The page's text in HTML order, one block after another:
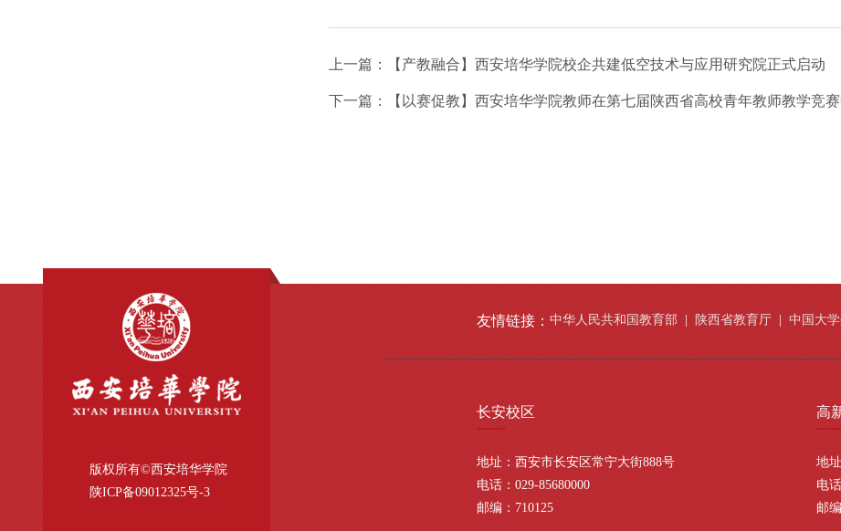
上一篇： 【产教融合】西安培华学院校企共建低空技术与应用研究院正式启动
下一篇： 【以赛促教】西安培华学院教师在第七届陕西省高校青年教师教学竞
版权所有©西安培华学院
陕ICP备09012325号-3
友情链接： 中华人民共和国教育部 | 陕西省教育厅 | 中国大
长安校区
地址：西安市长安区常宁大街888号
电话：029-85680000
邮编：710125
高
地
电
邮